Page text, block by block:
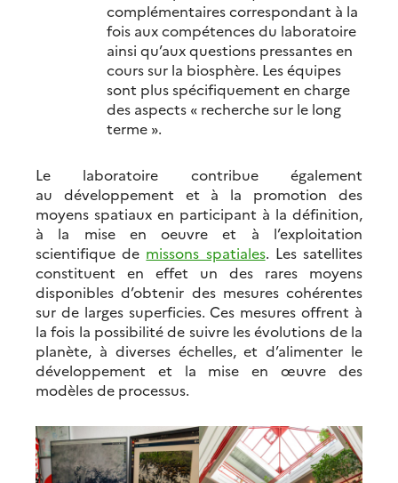
complémentaires correspondant à la
fois aux compétences du laboratoire
ainsi qu’aux questions pressantes en
cours sur la biosphère. Les équipes
sont plus spécifiquement en charge
des aspects « recherche sur le long
terme ».
Le laboratoire contribue également
au développement et à la promotion des
moyens spatiaux en participant à la définition,
à la mise en oeuvre et à l’exploitation
scientifique de missons spatiales. Les satellites
constituent en effet un des rares moyens
disponibles d’obtenir des mesures cohérentes
sur de larges superficies. Ces mesures offrent à
la fois la possibilité de suivre les évolutions de la
planète, à diverses échelles, et d’alimenter le
développement et la mise en œuvre des
modèles de processus.